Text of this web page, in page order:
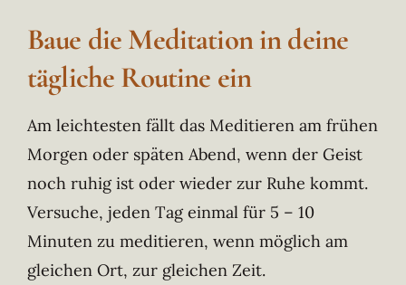
Baue die Meditation in deine
tägliche Routine ein
Am leichtesten fällt das Meditieren am frühen
Morgen oder späten Abend, wenn der Geist
noch ruhig ist oder wieder zur Ruhe kommt.
Versuche, jeden Tag einmal für 5 – 10
Minuten zu meditieren, wenn möglich am
gleichen Ort, zur gleichen Zeit.